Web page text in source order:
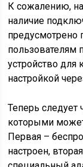
К сожалению,
наличие
предусмотрено
пользователям
устройство
настройкой
Теперь следует
которыми
Первая –
настроен,